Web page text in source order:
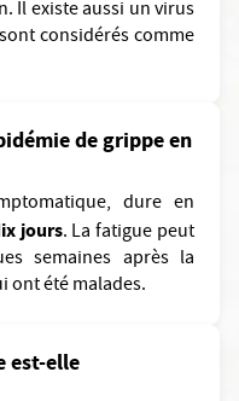
Il existe aussi un virus
considérés comme
de grippe en
dure en
jours. La fatigue peut
semaines après la
ont été malades.
est-elle